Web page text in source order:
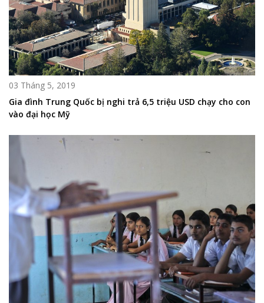
03 Tháng 5, 2019
Gia đình Trung Quốc bị nghi trả 6,5 triệu USD chạy cho con
vào đại học Mỹ